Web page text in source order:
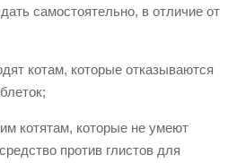
самостоятельно, в отличие от
котам, которые отказываются
котятам, которые не умеют
против глистов для